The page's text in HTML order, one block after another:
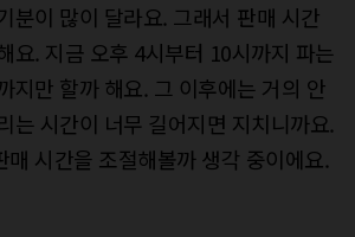
분이 많이 달라요. 그래서 판매 시간
요. 지금 오후 4시부터 10시까지 파는
지만 할까 해요. 그 이후에는 거의 안
는 시간이 너무 길어지면 지치니까요.
매 시간을 조절해볼까 생각 중이에요.